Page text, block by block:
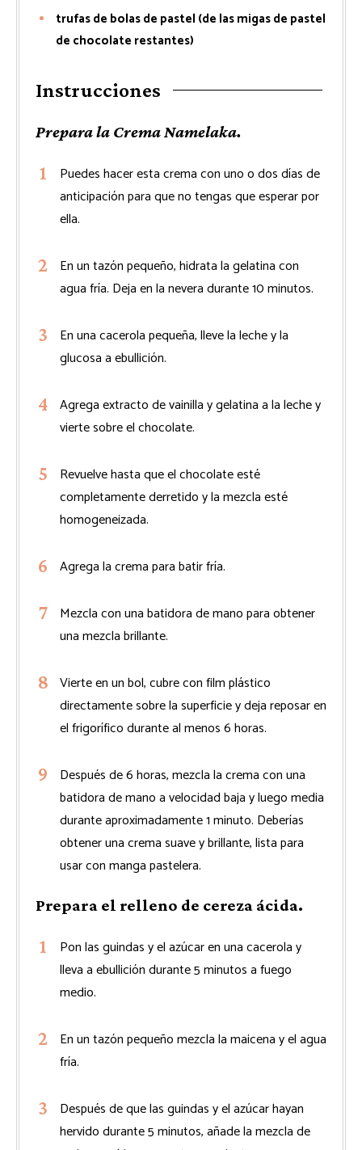
trufas de bolas de pastel (de las migas de pastel
de chocolate restantes)
Instrucciones
Prepara la Crema Namelaka.
Puedes hacer esta crema con uno o dos días de
anticipación para que no tengas que esperar por
ella.
En un tazón pequeño, hidrata la gelatina con
agua fría. Deja en la nevera durante 10 minutos.
En una cacerola pequeña, lleve la leche y la
glucosa a ebullición.
Agrega extracto de vainilla y gelatina a la leche y
vierte sobre el chocolate.
Revuelve hasta que el chocolate esté
completamente derretido y la mezcla esté
homogeneizada.
Agrega la crema para batir fría.
Mezcla con una batidora de mano para obtener
una mezcla brillante.
Vierte en un bol, cubre con film plástico
directamente sobre la superficie y deja reposar en
el frigorífico durante al menos 6 horas.
Después de 6 horas, mezcla la crema con una
batidora de mano a velocidad baja y luego media
durante aproximadamente 1 minuto. Deberías
obtener una crema suave y brillante, lista para
usar con manga pastelera.
Prepara el relleno de cereza ácida.
Pon las guindas y el azúcar en una cacerola y
lleva a ebullición durante 5 minutos a fuego
medio.
En un tazón pequeño mezcla la maicena y el agua
fría.
Después de que las guindas y el azúcar hayan
hervido durante 5 minutos, añade la mezcla de